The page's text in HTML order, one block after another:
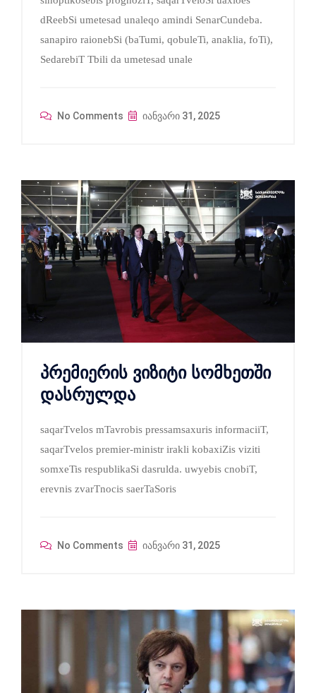
dReebSi umetesad unaleqo amindi SenarCundeba.
sanapiro raionebSi (baTumi, qobuleTi, anaklia, foTi),
SedarebiT Tbili da umetesad unale
No Comments იანვარი 31, 2025
პრემიერის ვიზიტი სომხეთში
დასრულდა
saqarTvelos mTavrobis pressamsaxuris informaciiT,
saqarTvelos premier-ministr irakli kobaxiZis viziti
somxeTis respublikaSi dasrulda. uwyebis cnobiT,
erevnis zvarTnocis saerTaSoris
No Comments იანვარი 31, 2025